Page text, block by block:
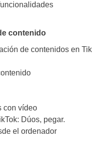
contenido
de contenidos en Tik
con vídeo
Dúos, pegar.
el ordenador